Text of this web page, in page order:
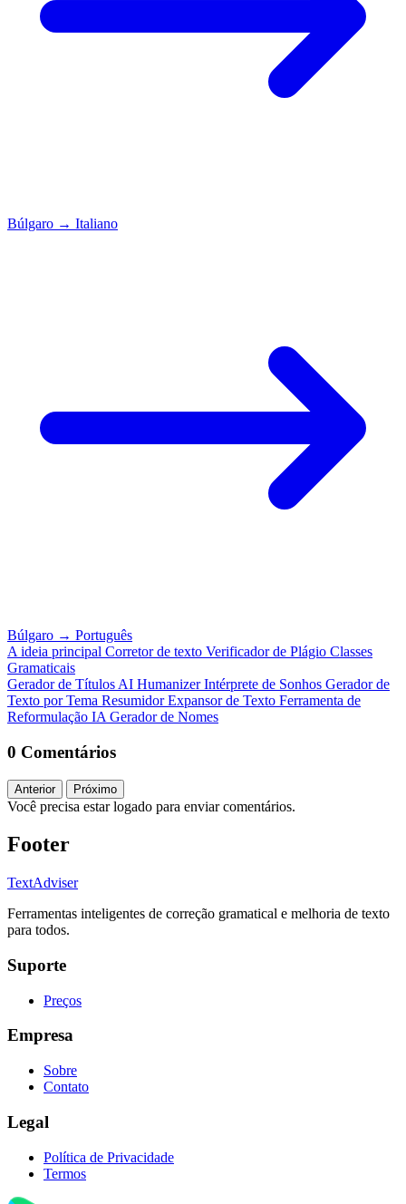
Búlgaro → Italiano
Búlgaro → Português
A ideia principal Corretor de texto Verificador de Plágio Classes
Gramaticais
Gerador de Títulos AI HumanizerIntérprete de Sonhos Gerador de
Texto por Tema ResumidorExpansor de Texto Ferramenta de
Reformulação IA Gerador de Nomes
0 Comentários
Anterior Próximo
Você precisa estar logado para enviar comentários.
Footer
TextAdviser
Ferramentas inteligentes de correção gramatical e melhoria de texto
para todos.
Suporte
Preços
Empresa
Sobre
Contato
Legal
Política de Privacidade
Termos